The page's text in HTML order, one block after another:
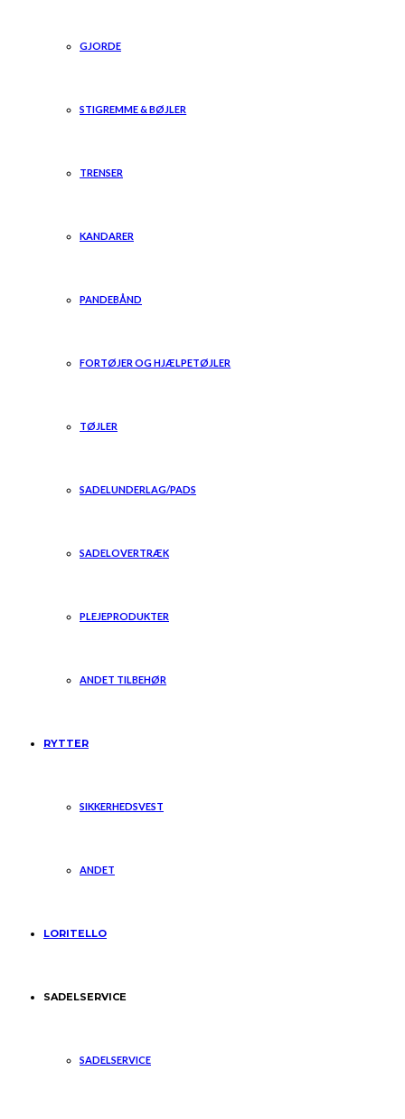
GJORDE
STIGREMME & BØJLER
TRENSER
KANDARER
PANDEBÅND
FORTØJER OG HJÆLPETØJLER
TØJLER
SADELUNDERLAG/PADS
SADELOVERTRÆK
PLEJEPRODUKTER
ANDET TILBEHØR
RYTTER
SIKKERHEDSVEST
ANDET
LORITELLO
SADELSERVICE
SADELSERVICE